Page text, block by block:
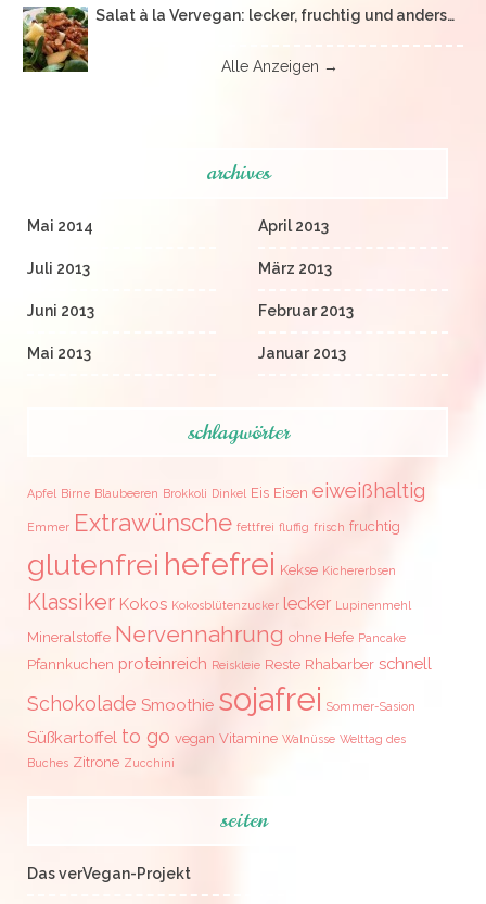
Salat à la Vervegan: lecker, fruchtig und anders…
Alle Anzeigen →
archives
Mai 2014
Juli 2013
Juni 2013
Mai 2013
April 2013
März 2013
Februar 2013
Januar 2013
schlagwörter
Apfel Birne Blaubeeren Brokkoli Dinkel Eis Eisen eiweißhaltig
Emmer Extrawünsche fettfrei fluffig frisch fruchtig
glutenfrei hefefrei Kekse Kichererbsen
Klassiker Kokos Kokosblütenzucker lecker Lupinenmehl
Mineralstoffe Nervennahrung ohne Hefe Pancake
Pfannkuchen proteinreich Reiskleie Reste Rhabarber schnell
Schokolade Smoothie sojafrei Sommer-Sasion
Süßkartoffel to go vegan Vitamine Walnüsse Welttag des
Buches Zitrone Zucchini
seiten
Das verVegan-Projekt